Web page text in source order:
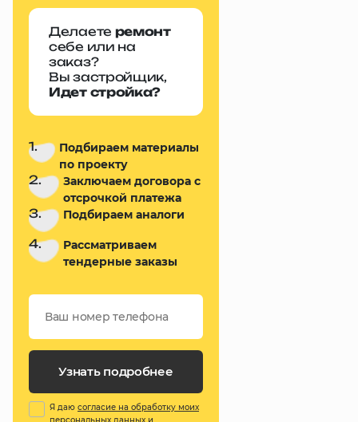
Делаете ремонт
себе или на
заказ?
Вы застройщик,
Идет стройка?
1.
Подбираем материалы
по проекту
2.
Заключаем договора с
отсрочкой платежа
3. Подбираем аналоги
4.
Рассматриваем
тендерные заказы
Узнать подробнее
Я даю согласие на обработку моих